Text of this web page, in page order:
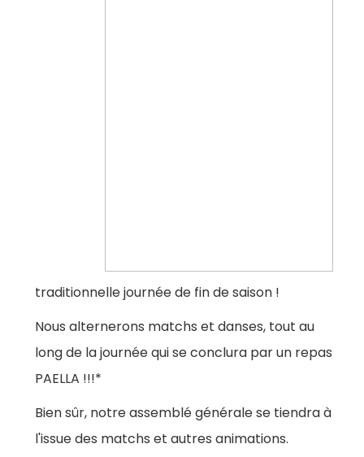
traditionnelle journée de fin de saison !
Nous alternerons matchs et danses, tout au
long de la journée qui se conclura par un repas
PAELLA !!!*
Bien sûr, notre assemblé générale se tiendra à
l'issue des matchs et autres animations.